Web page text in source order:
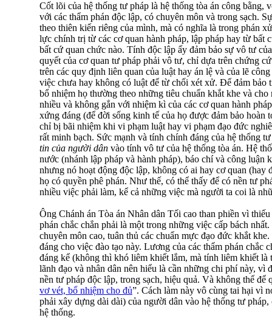
Cốt lõi của hệ thống tư pháp là hệ thống tòa án công bằng,
với các thẩm phán độc lập, có chuyên môn và trong sạch.
theo thiên kiến riêng của mình, mà có nghĩa là trong phán
lực chính trị từ các cơ quan hành pháp, lập pháp hay từ bất
bất cứ quan chức nào. Tính độc lập ấy đảm bảo sự vô tư
quyết của cơ quan tư pháp phải vô tư, chỉ dựa trên chứng
trên các quy định liên quan của luật hay án lệ và của lẽ
việc chưa hay không có luật để từ chối xét xử. Để đảm bảo
bổ nhiệm họ thường theo những tiêu chuẩn khắt khe và
nhiều và không gắn với nhiệm kì của các cơ quan hành
xứng đáng (để đời sống kinh tế của họ được đảm bảo hoàn
chỉ bị bãi nhiệm khi vi phạm luật hay vi phạm đạo đức
rất minh bạch. Sức mạnh và tính chính đáng của hệ thống
tin của người dân vào tính vô tư của hệ thống tòa án. Hệ
nước (nhánh lập pháp và hành pháp), báo chí và công luận
nhưng nó hoạt động độc lập, không có ai hay cơ quan (hay
họ có quyền phê phán. Như thế, có thể thấy để có nền tư
nhiều việc phải làm, kể cả những việc mà người ta coi là
Ông Chánh án Tòa án Nhân dân Tối cao than phiền vì
phán chắc chắn phải là một trong những việc cấp bách
chuyên môn cao, tuân thủ các chuẩn mực đạo đức khắt
đáng cho việc đào tạo này. Lương của các thẩm phán chắc
đáng kể (không thì khó liêm khiết lắm, mà tính liêm khiết là
lãnh đạo và nhân dân nên hiểu là cần những chi phí này, vì
nền tư pháp độc lập, trong sạch, hiệu quả. Và không thể để
vơ vét, bổ nhiệm cho đủ”. Cách làm này vô cùng tai hại vì
phải xây dựng dài dài) của người dân vào hệ thống tư pháp,
hệ thống.